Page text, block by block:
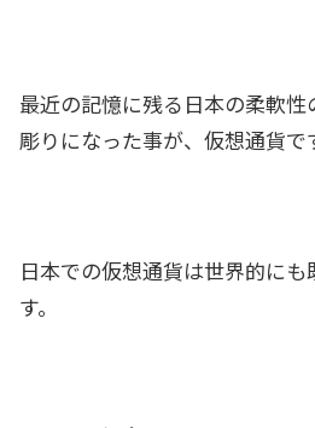
最近の記憶に残る日本の柔軟
彫りになった事が、仮想通貨で
日本での仮想通貨は世界的に
す。